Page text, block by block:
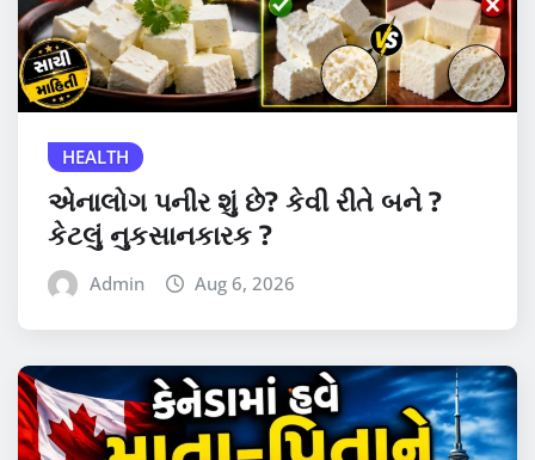
HEALTH
એનાલોગ પનીર શું છે? કેવી રીતે બને ?
કેટલું નુકસાનકારક ?
Admin Aug 6, 2026